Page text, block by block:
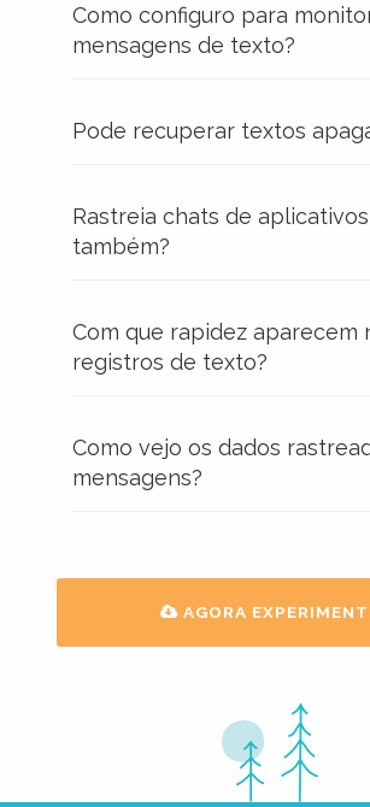
Como configuro para
mensagens de texto?
Pode recuperar textos
Rastreia chats de
também?
Com que rapidez aparecem
registros de texto?
Como vejo os dados
mensagens?
AGORA